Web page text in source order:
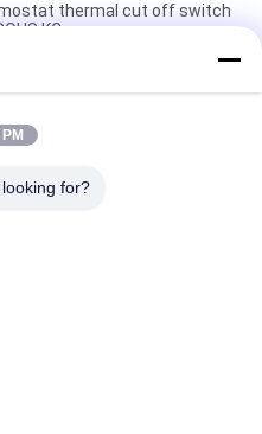
thermal cut off switch
KC
low temperature
13C
Thermostat AC 125V 250V
for?